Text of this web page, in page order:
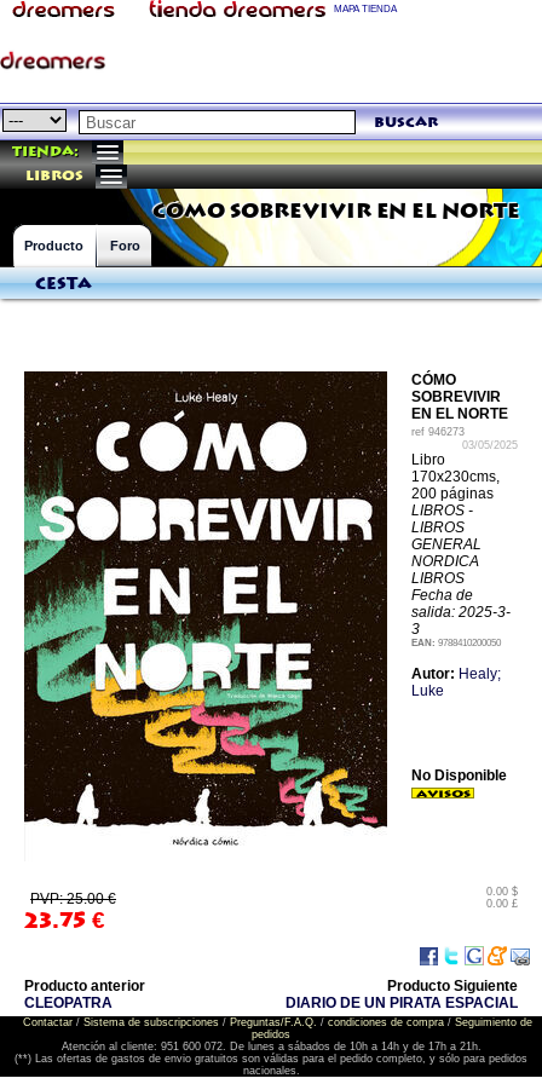
MAPA TIENDA
buscar
Tienda:
libros
CÓMO SOBREVIVIR EN EL NORTE
Producto Foro
Cesta
CÓMO
SOBREVIVIR
EN EL NORTE
ref 946273
03/05/2025
Libro
170x230cms,
200 páginas
LIBROS -
LIBROS
GENERAL
NORDICA
LIBROS
Fecha de
salida: 2025-3-
3
EAN: 9788410200050
Autor: Healy;
Luke
PVP: 25.00 €
23.75 €
0.00 $
0.00 £
No Disponible
Producto anterior
CLEOPATRA
Producto Siguiente
DIARIO DE UN PIRATA ESPACIAL
Contactar/ Sistema de subscripciones/ Preguntas/F.A.Q. / condiciones de compra/ Seguimiento de
pedidos
Atención al cliente: 951 600 072. De lunes a sábados de 10h a 14h y de 17h a 21h.
(**) Las ofertas de gastos de envio gratuitos son válidas para el pedido completo, y sólo para pedidos
nacionales.